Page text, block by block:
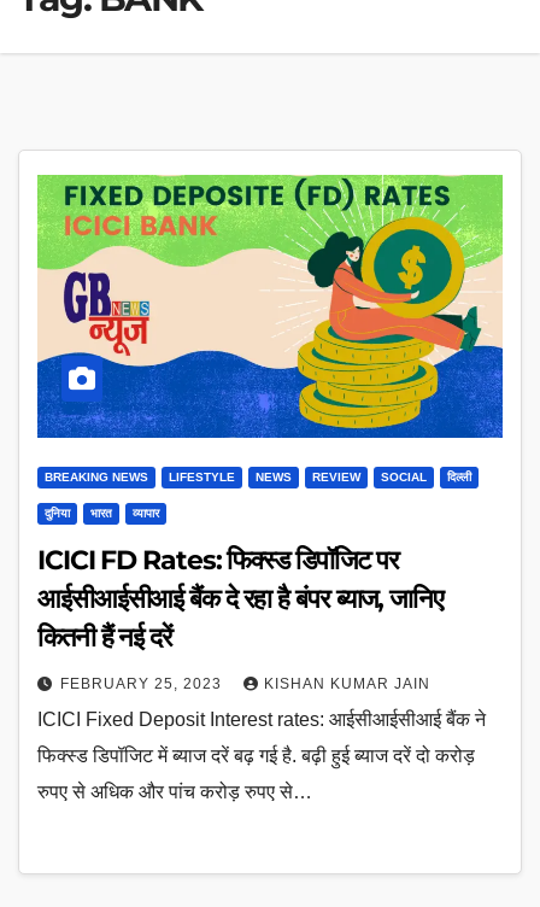
BREAKING NEWS LIFESTYLE NEWS REVIEW SOCIAL दिल्ली
दुनिया भारत व्यापार
ICICI FD Rates: फिक्स्ड डिपॉजिट पर
आईसीआईसीआई बैंक दे रहा है बंपर ब्याज, जानिए
कितनी हैं नई दरें
FEBRUARY 25, 2023 KISHAN KUMAR JAIN
ICICI Fixed Deposit Interest rates: आईसीआईसीआई बैंक ने
फिक्स्ड डिपॉजिट में ब्याज दरें बढ़ गई है. बढ़ी हुई ब्याज दरें दो करोड़
रुपए से अधिक और पांच करोड़ रुपए से…